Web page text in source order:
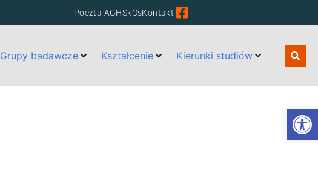
Poczta AGHSkOsKontakt
Grupy badawcze Kształcenie Kierunki studiów